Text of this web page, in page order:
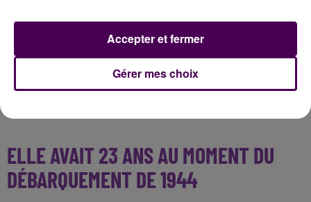
avait tous les ans le prix de l'assiduité".
Vivre à la maison
ELLE AVAIT 23 ANS AU MOMENT DU
DÉBARQUEMENT DE 1944
Gérer mes choix
Accepter et fermer